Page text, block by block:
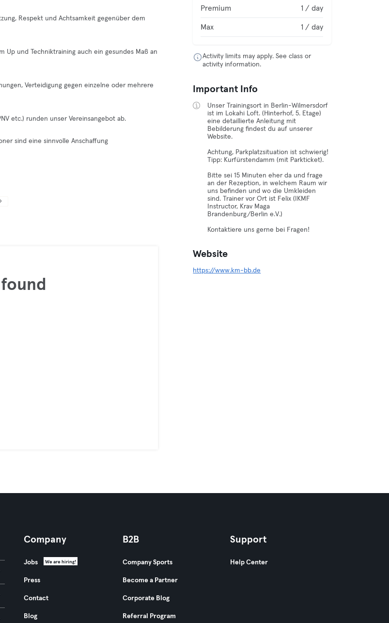
Respekt und Achtsamkeit gegenüber dem
und Techniktraining auch ein gesundes Maß an
Verteidigung gegen einzelne oder mehrere
etc.) runden unser Vereinsangebot ab.
sind eine sinnvolle Anschaffung
Premium 1 / day
Max 1 / day
Activity limits may apply. See class or
activity information.
Important Info
Unser Trainingsort in Berlin-Wilmersdorf
ist im Lokahi Loft. (Hinterhof, 5. Etage)
eine detaillierte Anleitung mit
Bebilderung findest du auf unserer
Website.
Achtung, Parkplatzsituation ist schwierig!
Tipp: Kurfürstendamm (mit Parkticket).
Bitte sei 15 Minuten eher da und frage
an der Rezeption, in welchem Raum wir
uns befinden und wo die Umkleiden
sind. Trainer vor Ort ist Felix (IKMF
Instructor, Krav Maga
Brandenburg/Berlin e.V.)
Kontaktiere uns gerne bei Fragen!
Website
https://www.km-bb.de
Company
Jobs We are hiring!
Press
Contact
Blog
B2B
Company Sports
Become a Partner
Corporate Blog
Referral Program
Support
Help Center